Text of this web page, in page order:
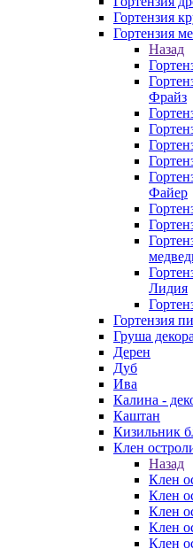
Гортензия
Гортензия
Назад
Фрайз
Файер
Лидия
Гортензия
Груша
Дерен
Дуб
Ива
Калина -
Каштан
Кизильник
Клен
Назад
Клен
Клен
Клен
Клен
Клен